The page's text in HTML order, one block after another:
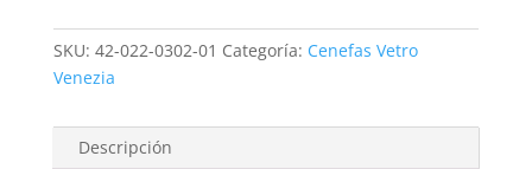
SKU: 42-022-0302-01 Categoría: Cenefas Vetro
Venezia
Descripción